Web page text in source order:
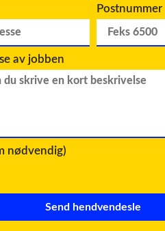
Postnummer
av jobben
nødvendig)
Send hendvendesle